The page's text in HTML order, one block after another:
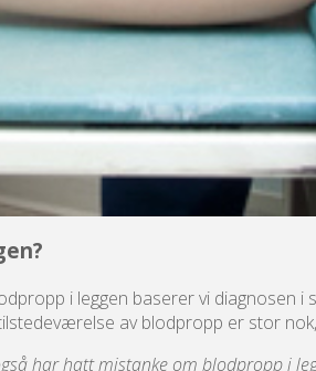
i leggen baserer vi diagnosen
av blodpropp er stor
har hatt mistanke om blodpropp i